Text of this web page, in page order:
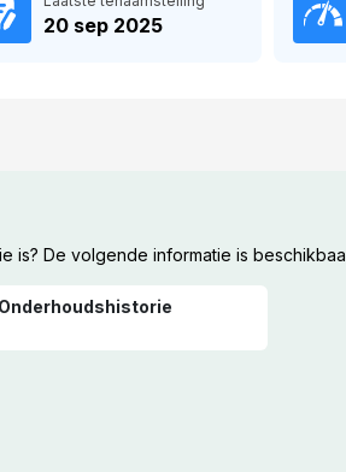
20 sep 2025
De volgende informatie is
Onderhoudshistorie